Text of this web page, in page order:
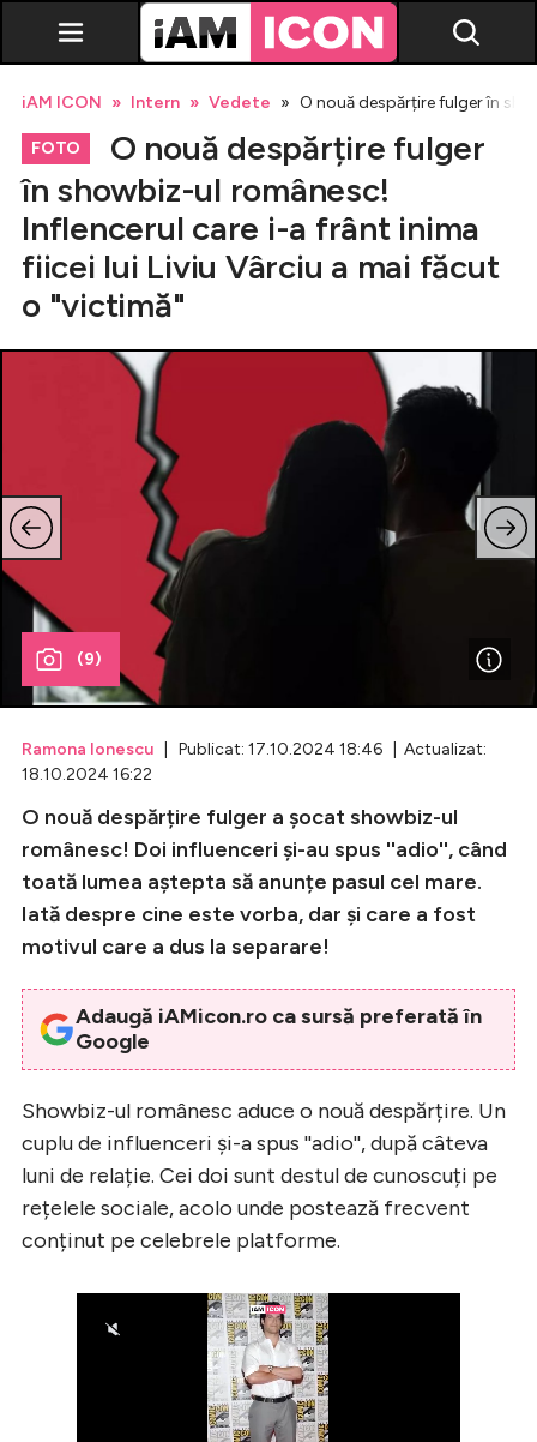
Vedete
Breaking news
Emisiuni TV
Horoscop
Lifestyle
Celebrități
Breaking News
Intră în cont
iAM ICON Intern Vedete O nouă despărțire fulger în
FOTO
O nouă despărțire fulger
în showbiz-ul românesc!
Inflencerul care i-a frânt inima
fiicei lui Liviu Vârciu a mai făcut
o "victimă"
(9)
Ramona Ionescu | Publicat: 17.10.2024 18:46 | Actualizat:
18.10.2024 16:22
O nouă despărțire fulger a șocat showbiz-ul
românesc! Doi influenceri și-au spus ''adio'', când
toată lumea aștepta să anunțe pasul cel mare.
Iată despre cine este vorba, dar și care a fost
motivul care a dus la separare!
Adaugă iAMicon.ro ca sursă preferată în
Google
Showbiz-ul românesc aduce o nouă despărțire. Un
cuplu de influenceri și-a spus ''adio'', după câteva
luni de relație. Cei doi sunt destul de cunoscuți pe
rețelele sociale, acolo unde postează frecvent
conținut pe celebrele platforme.